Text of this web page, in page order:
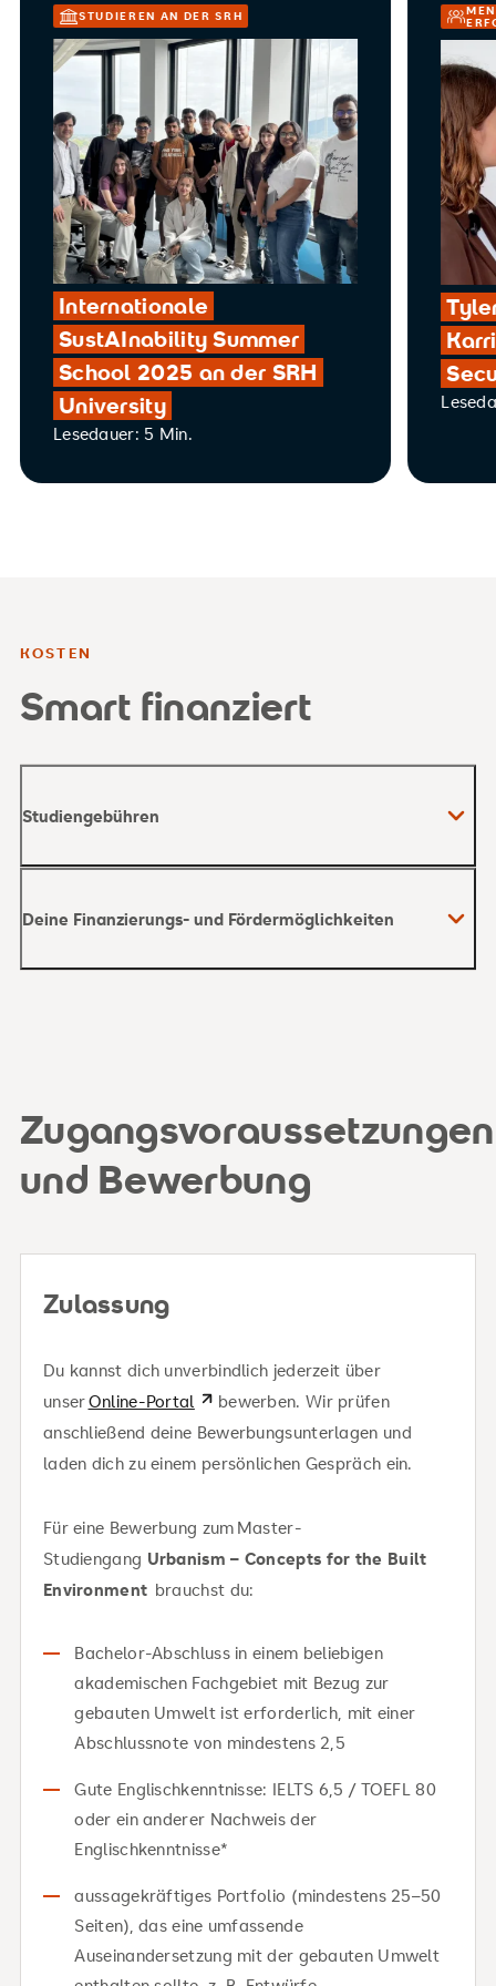
STUDIEREN AN DER SRH
Internationale
SustAInability Summer
School 2025 an der SRH
University
Lesedauer: 5 Min.
KOSTEN
Smart finanziert
Studiengebühren
Studiengebühren
Deine Finanzierungs- und Fördermöglichkeiten
Zugangsvoraussetzungen
und Bewerbung
Zulassung
Du kannst dich unverbindlich jederzeit über
unserOnline-Portal
bewerben. Wir prüfen
anschließend deine Bewerbungsunterlagen und
laden dich zu einem persönlichen Gespräch ein.
Für eine Bewerbung zum Master-
Studiengang Urbanism – Concepts for the Built
Environment brauchst du:
Bachelor-Abschluss in einem beliebigen
akademischen Fachgebiet mit Bezug zur
gebauten Umwelt ist erforderlich, mit einer
Abschlussnote von mindestens 2,5
Gute Englischkenntnisse: IELTS 6,5 / TOEFL 80
oder ein anderer Nachweis der
Englischkenntnisse*
aussagekräftiges Portfolio (mindestens 25–50
Seiten), das eine umfassende
Auseinandersetzung mit der gebauten Umwelt